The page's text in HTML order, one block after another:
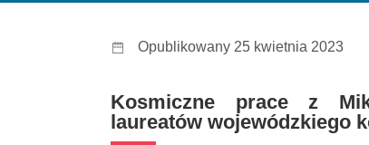
Opublikowany 25 kwietnia 2023
Kosmiczne prace z
laureatów wojewódzkiego